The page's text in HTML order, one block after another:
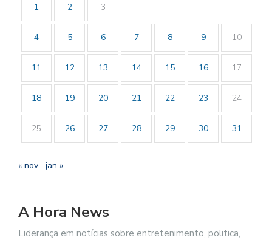
1
2 3
4 5 6 7 8 9 10
11 12 13 14 15 16 17
18 19 20 21 22 23 24
25 26 27 28 29 30 31
« nov jan »
A Hora News
Liderança em notícias sobre entretenimento, politica,